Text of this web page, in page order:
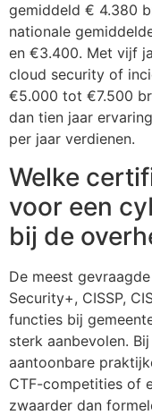
gemiddeld € 4.380
nationale
en €3.400. Met vijf
cloud security of
€5.000 tot €7.500
dan tien jaar
per jaar verdienen.
Welke
voor een
bij de
De meest
Security+, CISSP,
functies bij
sterk aanbevolen.
aantoonbare
CTF-competities of
zwaarder dan